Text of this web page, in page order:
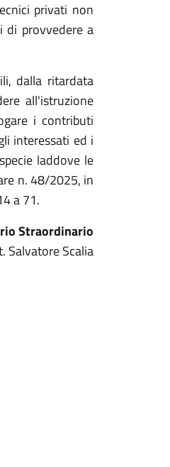
privati non
di provvedere a
dalla ritardata
all'istruzione
i contributi
interessati ed i
laddove le
n. 48/2025, in
a 71.
Straordinario
Salvatore Scalia